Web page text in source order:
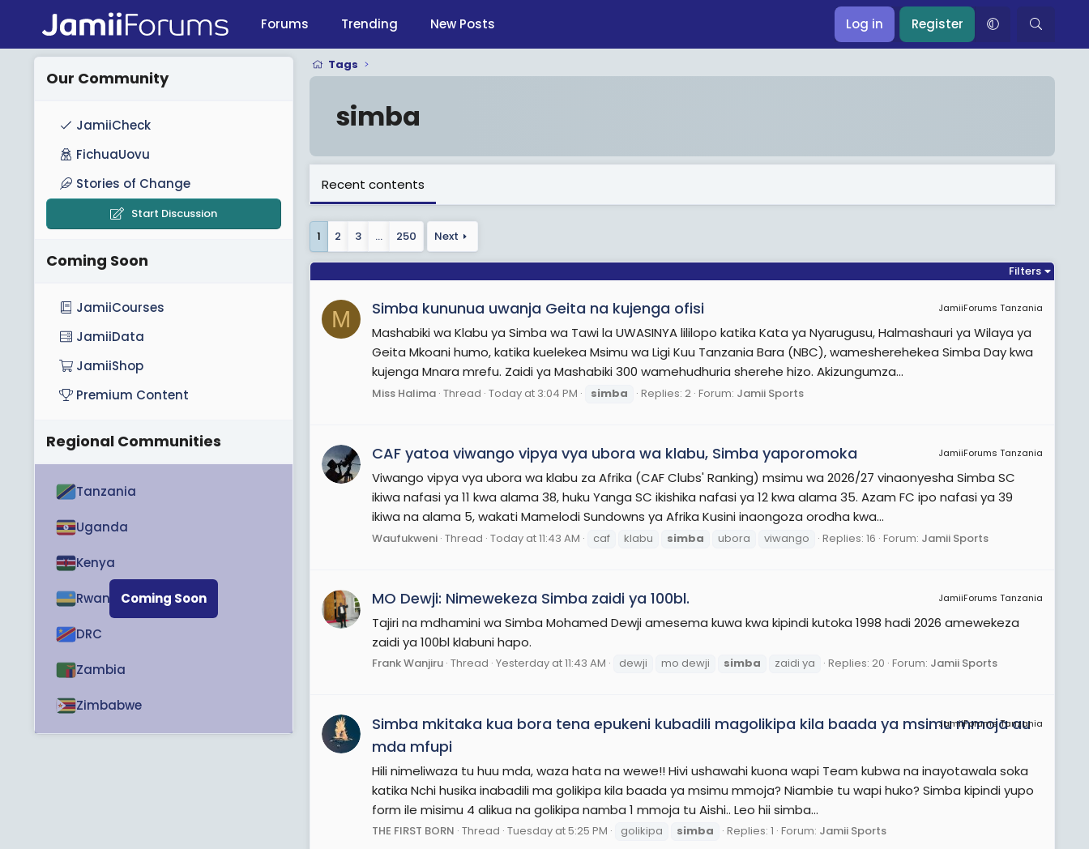
Forums Trending New Posts Log in Register
Tags
simba
Recent contents
1 2 3 … 250 Next
Filters
M JamiiForums Tanzania
Simba kununua uwanja Geita na kujenga ofisi
Mashabiki wa Klabu ya Simba wa Tawi la UWASINYA lililopo katika Kata ya Nyarugusu, Halmashauri ya Wilaya ya
Geita Mkoani humo, katika kuelekea Msimu wa Ligi Kuu Tanzania Bara (NBC), wamesherehekea Simba Day kwa
kujenga Mnara mrefu. Zaidi ya Mashabiki 300 wamehudhuria sherehe hizo. Akizungumza...
Miss Halima Thread Today at 3:04 PM simba Replies: 2 Forum: Jamii Sports
JamiiForums Tanzania
CAF yatoa viwango vipya vya ubora wa klabu, Simba yaporomoka
Viwango vipya vya ubora wa klabu za Afrika (CAF Clubs' Ranking) msimu wa 2026/27 vinaonyesha Simba SC
ikiwa nafasi ya 11 kwa alama 38, huku Yanga SC ikishika nafasi ya 12 kwa alama 35. Azam FC ipo nafasi ya 39
ikiwa na alama 5, wakati Mamelodi Sundowns ya Afrika Kusini inaongoza orodha kwa...
Waufukweni Thread Today at 11:43 AM caf klabu simba ubora viwango Replies: 16 Forum: Jamii Sports
JamiiForums Tanzania
MO Dewji: Nimewekeza Simba zaidi ya 100bl.
Tajiri na mdhamini wa Simba Mohamed Dewji amesema kuwa kwa kipindi kutoka 1998 hadi 2026 amewekeza
zaidi ya 100bl klabuni hapo.
Frank Wanjiru Thread Yesterday at 11:43 AM dewji mo dewji simba zaidi ya Replies: 20 Forum: Jamii Sports
JamiiForums Tanzania
Simba mkitaka kua bora tena epukeni kubadili magolikipa kila baada ya msimu mmoja au
mda mfupi
Hili nimeliwaza tu huu mda, waza hata na wewe!! Hivi ushawahi kuona wapi Team kubwa na inayotawala soka
katika Nchi husika inabadili ma golikipa kila baada ya msimu mmoja? Niambie tu wapi huko? Simba kipindi yupo
form ile misimu 4 alikua na golikipa namba 1 mmoja tu Aishi.. Leo hii simba...
THE FIRST BORN Thread Tuesday at 5:25 PM golikipa simba Replies: 1 Forum: Jamii Sports
Our Community
JamiiCheck
FichuaUovu
Stories of Change
Start Discussion
Coming Soon
JamiiCourses
JamiiData
JamiiShop
Premium Content
Regional Communities
Coming Soon
Tanzania
Uganda
Kenya
Rwanda
DRC
Zambia
Zimbabwe